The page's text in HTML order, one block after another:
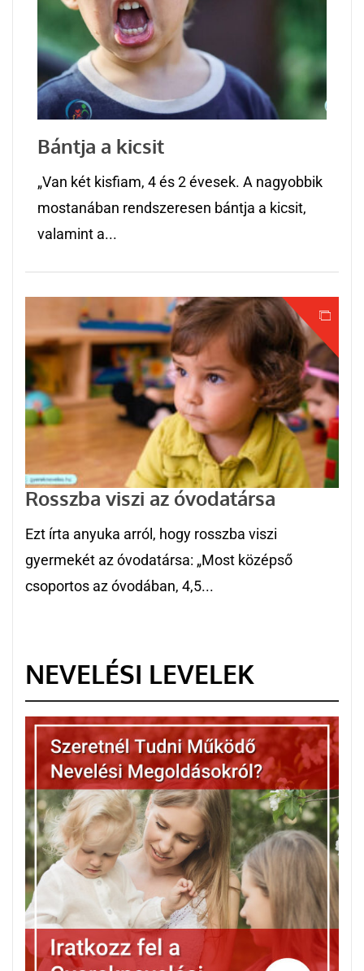
Bántja a kicsit
„Van két kisfiam, 4 és 2 évesek. A nagyobbik
mostanában rendszeresen bántja a kicsit,
valamint a...
Rosszba viszi az óvodatársa
Ezt írta anyuka arról, hogy rosszba viszi
gyermekét az óvodatársa: „Most középső
csoportos az óvodában, 4,5...
NEVELÉSI LEVELEK